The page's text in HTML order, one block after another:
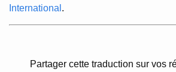
International .
Partager cette traduction sur vos